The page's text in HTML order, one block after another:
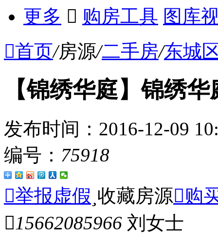
更多  购房工具 图库
首页/房源/二手房/东城
【锦绣华庭】锦绣
发布时间： 2016-12-09
编号： 75918
举报虚假 收藏房源购
15662085966 刘女士